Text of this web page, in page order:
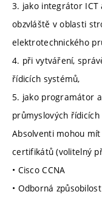
3. jako integrátor ICT
obzvláště v oblasti
elektrotechnického
4. při vytváření,
řídicích systémů,
5. jako programátor
průmyslových řídicích
Absolventi mohou
certifikátů (volitelný
• Cisco CCNA
• Odborná